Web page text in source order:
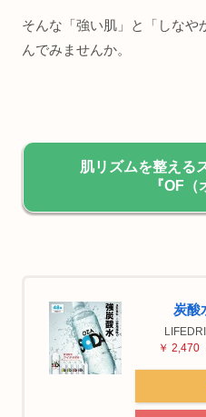
そんな「強い肌」と「しなや
んでみませんか。
肌リズムを整える
『OF（
炭
￥ 2,470